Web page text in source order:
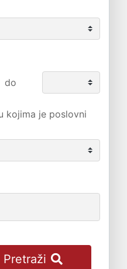
do
kojima je poslovni
Pretraži